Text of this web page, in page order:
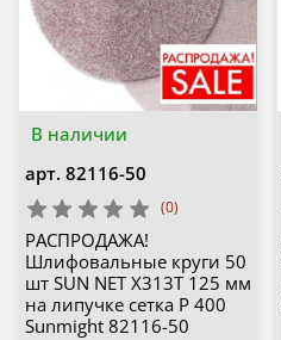
В наличии
арт. 82116-50
(0)
РАСПРОДАЖА!
Шлифовальные круги 50
шт SUN NET X313T 125 мм
на липучке сетка P 400
Sunmight 82116-50